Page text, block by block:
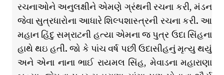
રચનાઓને અનુલક્ષીને એમણે ગ્રંથની રચના કરી, મંડન
જેવા સુત્રધારોના આધારે શિલ્પશાસ્ત્રની રચના કરી. આ
મહાન હિંદુ સમ્રાટની હત્યા એમના જ પુત્ર ઉદા સિંહના
હાથે થઇ હતી. જો કે પાંચ વર્ષ પછી ઉદાસીહનું મૃત્યુ થયું
અને એના નાના ભાઈ રાયમલ સિંહ, મેવાડના મહારાણા